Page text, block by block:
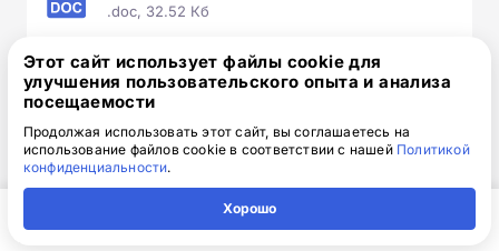
.doc, 32.52 Кб
Скачайте шаблон, заполните и отправьте по
электронной почтеinfo@1-academy.ru
Обязательно укажите контактный номер телефон.
Наш специалист свяжется с вами и утонит все
детали.
Этот сайт использует файлы cookie для
улучшения пользовательского опыта и анализа
посещаемости
Продолжая использовать этот сайт, вы соглашаетесь на
использование файлов cookie в соответствии с нашей Политикой
конфиденциальности.
Хорошо